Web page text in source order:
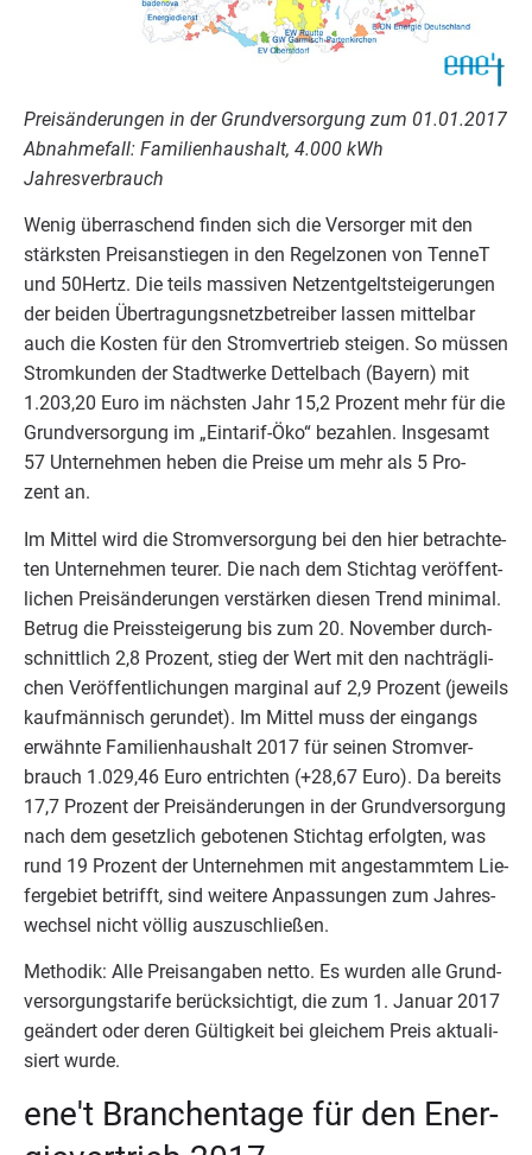
Preis­än­de­run­gen in der Grund­ver­sor­gung zum 01.01.2017
Abnah­me­fall: Fami­li­en­haus­halt, 4.000 kWh
Jahresverbrauch
Wenig über­ra­schend fin­den sich die Ver­sor­ger mit den
stärks­ten Preis­an­stie­gen in den Regel­zo­nen von Ten­neT
und 50Hertz. Die teils mas­si­ven Netz­ent­gelt­stei­ge­run­gen
der bei­den Über­tra­gungs­netz­be­trei­ber las­sen mit­tel­bar
auch die Kos­ten für den Strom­ver­trieb stei­gen. So müs­sen
Strom­kun­den der Stadt­wer­ke Det­tel­bach (Bay­ern) mit
1 .203,20 Euro im nächs­ten Jahr 15,2 Pro­zent mehr für die
Grund­ver­sor­gung im „Ein­ta­rif-Öko“ bezah­len. Ins­ge­samt
57 Unter­neh­men heben die Prei­se um mehr als 5 Pro­
zent an.
Im Mit­tel wird die Strom­ver­sor­gung bei den hier betrach­te­
ten Unter­neh­men teu­rer. Die nach dem Stich­tag ver­öf­fent­
li­chen Preis­än­de­run­gen ver­stär­ken die­sen Trend mini­mal.
Betrug die Preis­stei­ge­rung bis zum 20. Novem­ber durch­
schnitt­lich 2,8 Pro­zent, stieg der Wert mit den nach­träg­li­
chen Ver­öf­fent­li­chun­gen mar­gi­nal auf 2,9 Pro­zent (jeweils
kauf­män­nisch gerun­det). Im Mit­tel muss der ein­gangs
erwähn­te Fami­li­en­haus­halt 2017 für sei­nen Strom­ver­
brauch 1 .029,46 Euro ent­rich­ten (+28,67 Euro). Da bereits
17,7 Pro­zent der Preis­än­de­run­gen in der Grund­ver­sor­gung
nach dem gesetz­lich gebo­te­nen Stich­tag erfolg­ten, was
rund 19 Pro­zent der Unter­neh­men mit ange­stamm­tem Lie­
fer­ge­biet betrifft, sind wei­te­re Anpas­sun­gen zum Jah­res­
wech­sel nicht völ­lig auszuschließen.
Metho­dik: Alle Preis­an­ga­ben net­to. Es wur­den alle Grund­
ver­sor­gungs­ta­ri­fe berück­sich­tigt, die zum 1 . Janu­ar2017
geän­dert oder deren Gül­tig­keit bei glei­chem Preis aktua­li­
siert wurde.
ene't Bran­chen­ta­ge für den Ener­